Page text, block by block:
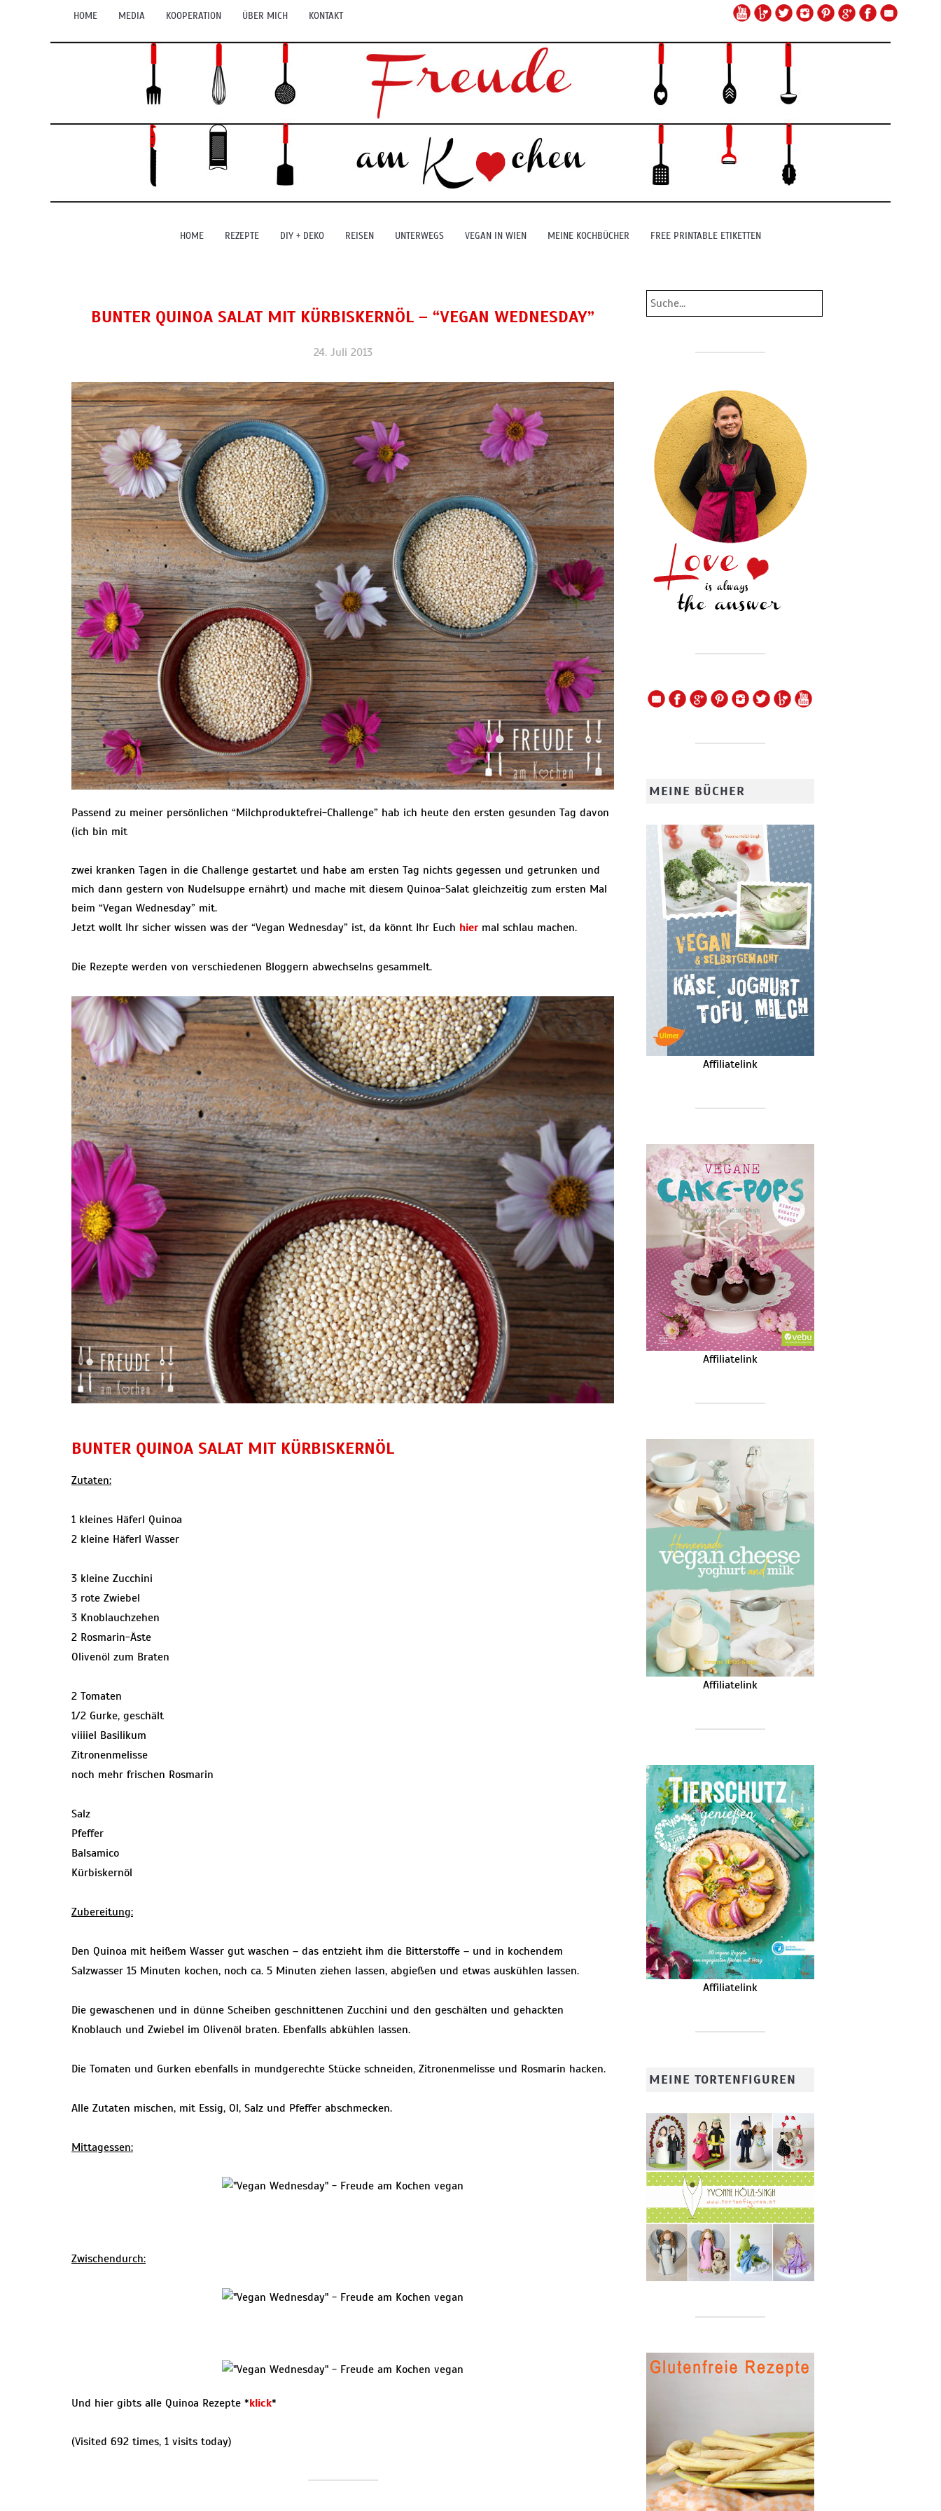
HOME MEDIA KOOPERATION ÜBER MICH KONTAKT
HOME REZEPTE DIY + DEKO REISEN UNTERWEGS VEGAN IN WIEN MEINE KOCHBÜCHER FREE PRINTABLE ETIKETTEN
BUNTER QUINOA SALAT MIT KÜRBISKERNÖL – “VEGAN WEDNESDAY”
24. Juli 2013
Passend zu meiner persönlichen “Milchproduktefrei-Challenge” hab ich heute den ersten gesunden Tag davon
(ich bin mit
zwei kranken Tagen in die Challenge gestartet und habe am ersten Tag nichts gegessen und getrunken und
mich dann gestern von Nudelsuppe ernährt) und mache mit diesem Quinoa-Salat gleichzeitig zum ersten Mal
beim “Vegan Wednesday” mit.
Jetzt wollt Ihr sicher wissen was der “Vegan Wednesday” ist, da könnt Ihr Euch hier mal schlau machen.
Die Rezepte werden von verschiedenen Bloggern abwechselns gesammelt.
BUNTER QUINOA SALAT MIT KÜRBISKERNÖL
Zutaten:
1 kleines Häferl Quinoa
2 kleine Häferl Wasser
3 kleine Zucchini
3 rote Zwiebel
3 Knoblauchzehen
2 Rosmarin-Äste
Olivenöl zum Braten
2 Tomaten
1/2 Gurke, geschält
viiiiel Basilikum
Zitronenmelisse
noch mehr frischen Rosmarin
Salz
Pfeffer
Balsamico
Kürbiskernöl
Zubereitung:
Den Quinoa mit heißem Wasser gut waschen – das entzieht ihm die Bitterstoffe – und in kochendem
Salzwasser 15 Minuten kochen, noch ca. 5 Minuten ziehen lassen, abgießen und etwas auskühlen lassen.
Die gewaschenen und in dünne Scheiben geschnittenen Zucchini und den geschälten und gehackten
Knoblauch und Zwiebel im Olivenöl braten. Ebenfalls abkühlen lassen.
Die Tomaten und Gurken ebenfalls in mundgerechte Stücke schneiden, Zitronenmelisse und Rosmarin hacken.
Alle Zutaten mischen, mit Essig, Ol, Salz und Pfeffer abschmecken.
Mittagessen:
Zwischendurch:
Und hier gibts alle Quinoa Rezepte *klick*
(Visited 692 times, 1 visits today)
MEINE BÜCHER
Affiliatelink
Affiliatelink
Affiliatelink
Affiliatelink
MEINE TORTENFIGUREN